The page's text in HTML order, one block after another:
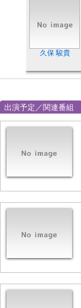
久保 駿貴
出演予定／関連番組